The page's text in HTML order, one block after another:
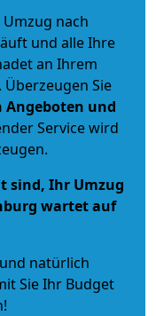
nach
und alle Ihre
an Ihrem
Sie
Angeboten und
Service wird
sind, Ihr Umzug
wartet auf
natürlich
Sie Ihr Budget